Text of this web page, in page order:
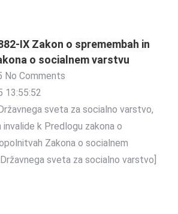
IX Zakon o spremembah in
o socialnem varstvu
No Comments
13:55:52
sveta za socialno varstvo,
k Predlogu zakona o
Zakona o socialnem
sveta za socialno varstvo]